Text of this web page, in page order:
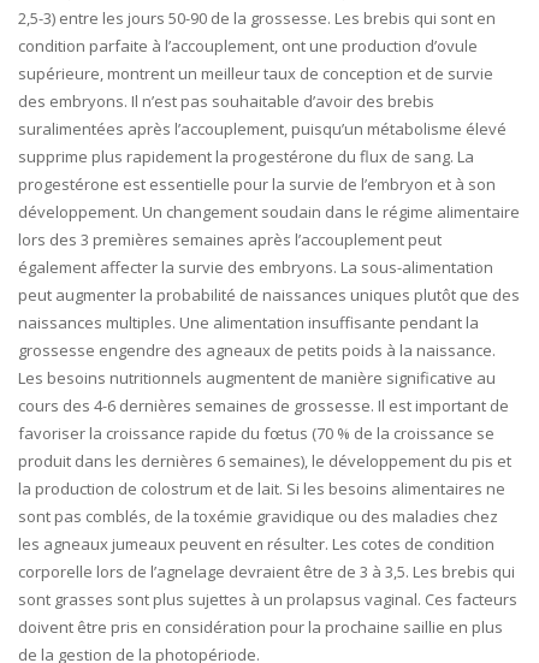
2,5-3) entre les jours 50-90 de la grossesse. Les brebis qui sont en
condition parfaite à l’accouplement, ont une production d’ovule
supérieure, montrent un meilleur taux de conception et de survie
des embryons. Il n’est pas souhaitable d’avoir des brebis
suralimentées après l’accouplement, puisqu’un métabolisme élevé
supprime plus rapidement la progestérone du flux de sang. La
progestérone est essentielle pour la survie de l’embryon et à son
développement. Un changement soudain dans le régime alimentaire
lors des 3 premières semaines après l’accouplement peut
également affecter la survie des embryons. La sous-alimentation
peut augmenter la probabilité de naissances uniques plutôt que des
naissances multiples. Une alimentation insuffisante pendant la
grossesse engendre des agneaux de petits poids à la naissance.
Les besoins nutritionnels augmentent de manière significative au
cours des 4-6 dernières semaines de grossesse. Il est important de
favoriser la croissance rapide du fœtus (70 % de la croissance se
produit dans les dernières 6 semaines), le développement du pis et
la production de colostrum et de lait. Si les besoins alimentaires ne
sont pas comblés, de la toxémie gravidique ou des maladies chez
les agneaux jumeaux peuvent en résulter. Les cotes de condition
corporelle lors de l’agnelage devraient être de 3 à 3,5. Les brebis qui
sont grasses sont plus sujettes à un prolapsus vaginal. Ces facteurs
doivent être pris en considération pour la prochaine saillie en plus
de la gestion de la photopériode.